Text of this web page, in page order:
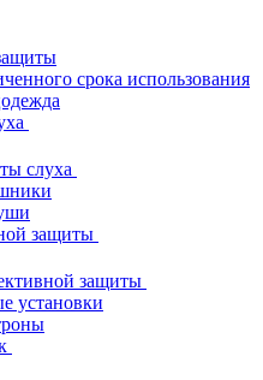
срока использования
слуха
защиты
защиты
установки